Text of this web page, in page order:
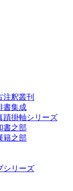
釈叢刊
書集成
掛軸シリーズ
書之部
籍之部
シリーズ